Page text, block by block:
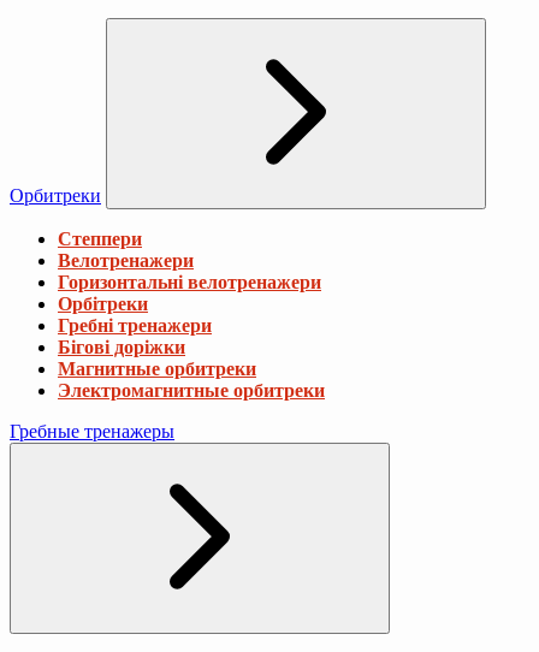
Орбитреки
Степпери
Велотренажери
Горизонтальні велотренажери
Орбітреки
Гребні тренажери
Бігові доріжки
Магнитные орбитреки
Электромагнитные орбитреки
Гребные тренажеры